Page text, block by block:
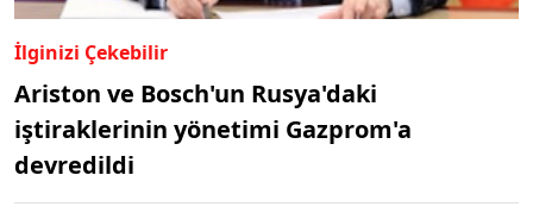
İlginizi Çekebilir
Ariston ve Bosch'un Rusya'daki
iştiraklerinin yönetimi Gazprom'a
devredildi